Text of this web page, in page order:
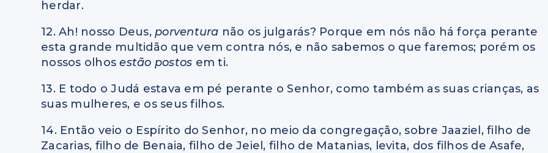
herdar.
12. Ah! nosso Deus,porventura não os julgarás? Porque em nós não há força perante
esta grande multidão que vem contra nós, e não sabemos o que faremos; porém os
nossos olhosestão postos em ti.
13. E todo o Judá estava em pé perante o Senhor, como também as suas crianças, as
suas mulheres, e os seus filhos.
14. Então veio o Espírito do Senhor, no meio da congregação, sobre Jaaziel, filho de
Zacarias, filho de Benaia, filho de Jeiel, filho de Matanias, levita, dos filhos de Asafe,